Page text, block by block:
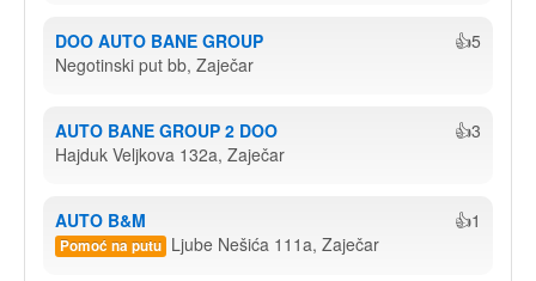
DOO AUTO BANE GROUP
👍5
Negotinski put bb, Zaječar
AUTO BANE GROUP 2 DOO
👍3
Hajduk Veljkova 132a, Zaječar
AUTO B&M 👍1
Pomoć na putu Ljube Nešića 111a, Zaječar